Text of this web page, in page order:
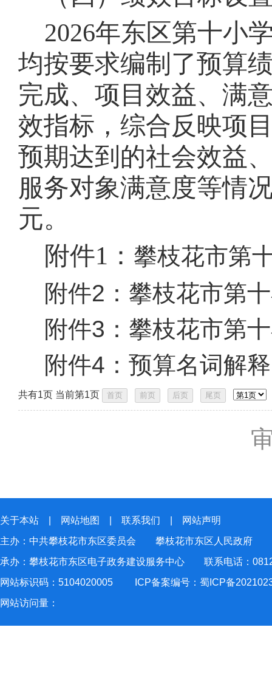
2026年东区第十小
均按要求编制了预算
完成、项目效益、满
效指标，综合反映项
预期达到的社会效益
服务对象满意度等情
元。
附件1： 攀枝花市第
附件2： 攀枝花市第
附件3： 攀枝花市第
附件4： 预算名词解
共有1页 当前第1页
关于本站 网站地图 联系我们
网站声明
主办：中共攀枝花市东区委员会 攀枝花市东区人民政府
承办：攀枝花市东区电子政务建设服务中心 联系电话：
网站标识码：5104020005
ICP备案编号：蜀ICP备
网站访问量：